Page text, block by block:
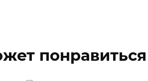
понравиться